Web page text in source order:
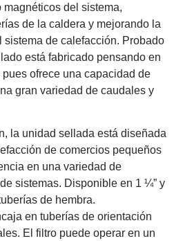
magnéticos del sistema,
de la caldera y mejorando la
de calefacción. Probado
está fabricado pensando en
ofrece una capacidad de
gran variedad de caudales y
la unidad sellada está diseñada
de comercios pequeños
en una variedad de
sistemas. Disponible en 1 ¼” y
de hembra.
en tuberías de orientación
El filtro puede operar en un